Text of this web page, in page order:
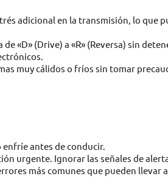
adicional en la transmisión, lo que
de «D» (Drive) a «R» (Reversa) sin
muy cálidos o fríos sin tomar
antes de conducir.
urgente. Ignorar las señales de
más comunes que pueden llevar